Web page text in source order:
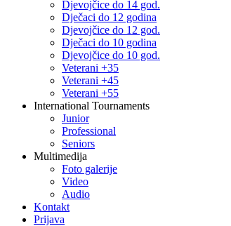
Djevojčice do 14 god.
Dječaci do 12 godina
Djevojčice do 12 god.
Dječaci do 10 godina
Djevojčice do 10 god.
Veterani +35
Veterani +45
Veterani +55
International Tournaments
Junior
Professional
Seniors
Multimedija
Foto galerije
Video
Audio
Kontakt
Prijava